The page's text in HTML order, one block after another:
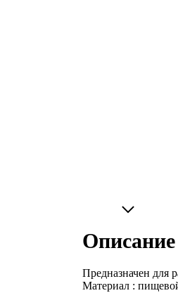
Предназначен для
Материал :